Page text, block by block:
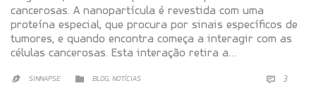
cancerosas. A nanopartícula é revestida com uma
proteína especial, que procura por sinais específicos de
tumores, e quando encontra começa a interagir com as
células cancerosas. Esta interação retira a…
 SINNAPSE  CATEGORY
BLOG, NOTÍCIAS  3